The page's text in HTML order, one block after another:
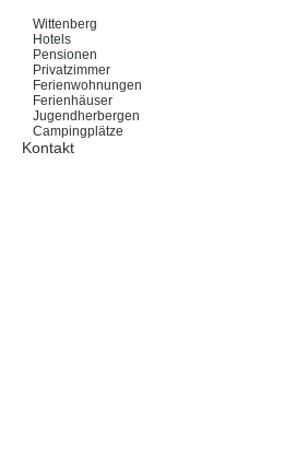
Wittenberg
Hotels
Pensionen
Privatzimmer
Ferienwohnungen
Ferienhäuser
Jugendherbergen
Campingplätze
Kontakt